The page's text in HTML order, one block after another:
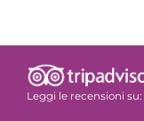
Leggi le recensioni su: